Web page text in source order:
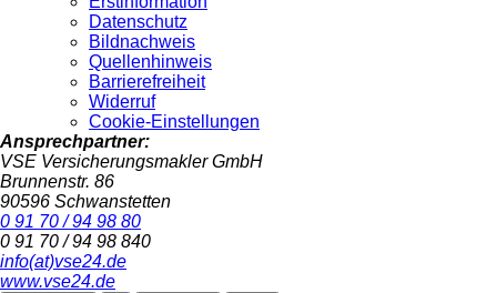
Datenschutz
Bildnachweis
Quellenhinweis
Barrierefreiheit
Widerruf
Cookie-Einstellungen
Ansprechpartner:
VSE Versicherungsmakler GmbH
Brunnenstr. 86
90596 Schwanstetten
0 91 70 / 94 98 80
0 91 70 / 94 98 840
info(at)vse24.de
www.vse24.de